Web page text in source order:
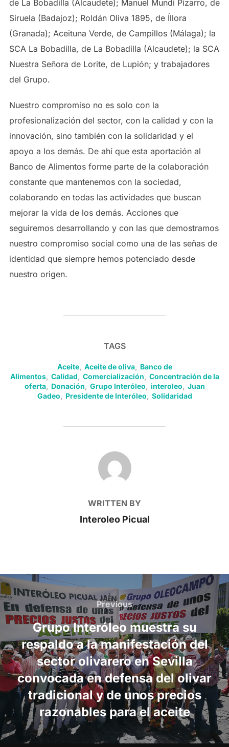
de La Bobadilla (Alcaudete); Manuel Mundi Pizarro, de
Siruela (Badajoz); Roldán Oliva 1895, de Íllora
(Granada); Aceituna Verde, de Campillos (Málaga); la
SCA La Bobadilla, de La Bobadilla (Alcaudete); la SCA
Nuestra Señora de Lorite, de Lupión; y trabajadores
del Grupo.
Nuestro compromiso no es solo con la
profesionalización del sector, con la calidad y con la
innovación, sino también con la solidaridad y el
apoyo a los demás. De ahí que esta aportación al
Banco de Alimentos forme parte de la colaboración
constante que mantenemos con la sociedad,
colaborando en todas las actividades que buscan
mejorar la vida de los demás. Acciones que
seguiremos desarrollando y con las que demostramos
nuestro compromiso social como una de las señas de
identidad que siempre hemos potenciado desde
nuestro origen.
TAGS
Aceite, Aceite de oliva,
Banco de
Alimentos, Calidad Comercialización
Concentración de la
oferta, Donación Grupo Interóleo interoleo
Juan
Gadeo
Presidente de Interóleo Solidaridad
POST AUTHOR
WRITTEN BY
Interoleo Picual
Post
navigation
Previous
Previous
Grupo Interóleo muestra su
respaldo a la manifestación del
sector olivarero en Sevilla
convocada en defensa del olivar
tradicional y de unos precios
razonables para el aceite